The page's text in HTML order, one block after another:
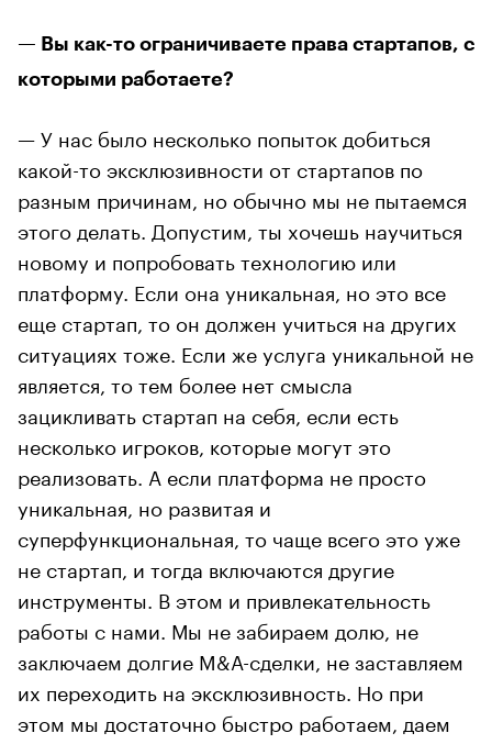
— Вы как-то ограничиваете права стартапов, с
которыми работаете?
— У нас было несколько попыток добиться
какой-то эксклюзивности от стартапов по
разным причинам, но обычно мы не пытаемся
этого делать. Допустим, ты хочешь научиться
новому и попробовать технологию или
платформу. Если она уникальная, но это все
еще стартап, то он должен учиться на других
ситуациях тоже. Если же услуга уникальной не
является, то тем более нет смысла
зацикливать стартап на себя, если есть
несколько игроков, которые могут это
реализовать. А если платформа не просто
уникальная, но развитая и
суперфункциональная, то чаще всего это уже
не стартап, и тогда включаются другие
инструменты. В этом и привлекательность
работы с нами. Мы не забираем долю, не
заключаем долгие M&A-сделки, не заставляем
их переходить на эксклюзивность. Но при
этом мы достаточно быстро работаем, даем